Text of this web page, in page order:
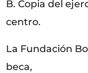
B. Copia del
centro.
La Fundación
beca,